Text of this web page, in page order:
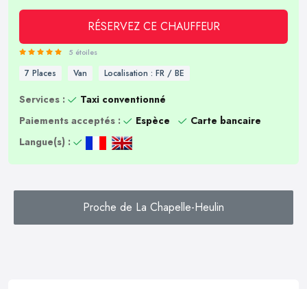
RÉSERVEZ CE CHAUFFEUR
5 étoiles
7 Places Van Localisation : FR / BE
Services :
Taxi conventionné
Paiements acceptés :
Espèce
Carte bancaire
Langue(s) :
Proche de La Chapelle-Heulin